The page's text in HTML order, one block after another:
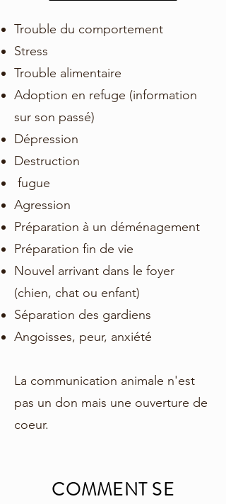
Trouble du comportement
Stress
Trouble alimentaire
Adoption en refuge (information
sur son passé)
Dépression
Destruction
fugue
Agression
Préparation à un déménagement
Préparation fin de vie
Nouvel arrivant dans le foyer
(chien, chat ou enfant)
Séparation des gardiens
Angoisses, peur, anxiété
La communication animale n'est
pas un don mais une ouverture de
coeur.
COMMENT SE